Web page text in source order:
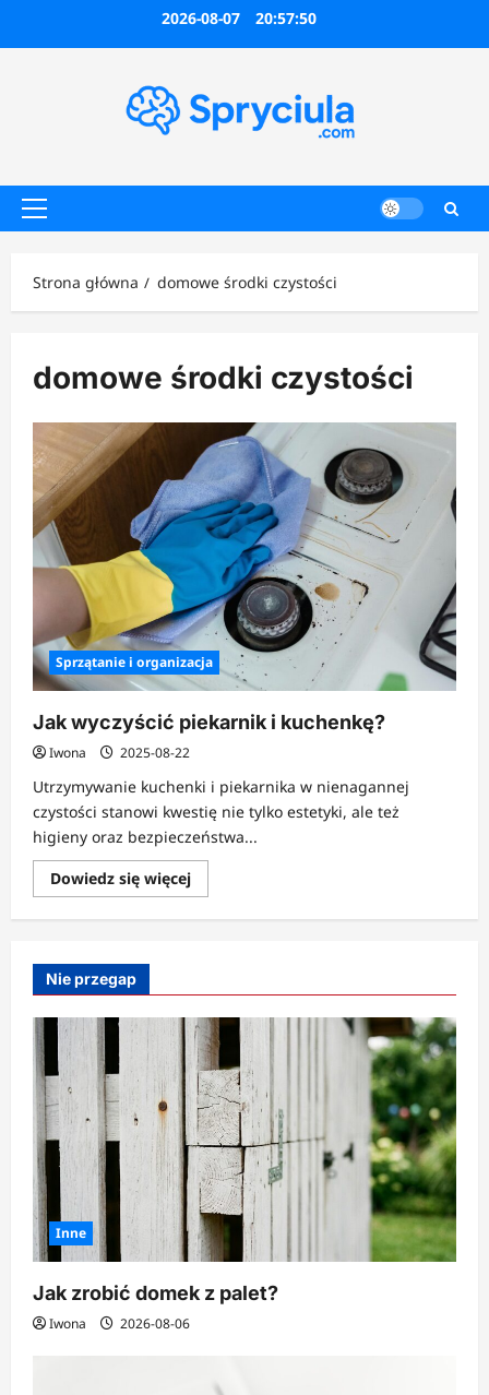
2026-08-07 20:57:50
Menu
Strona główna
domowe środki czystości
domowe środki czystości
Sprzątanie i organizacja
Jak wyczyścić piekarnik i kuchenkę?
Iwona 2025-08-22
Utrzymywanie kuchenki i piekarnika w nienagannej
czystości stanowi kwestię nie tylko estetyki, ale też
higieny oraz bezpieczeństwa...
Dowiedz się więcejDowiedz
się
o
kuchenkę?
Nie przegap
Inne
Jak zrobić domek z palet?
Iwona 2026-08-06